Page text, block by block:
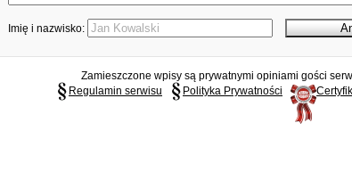
Imię i nazwisko:
Zamieszczone wpisy są prywatnymi opiniami gości
Regulamin serwisu
Polityka Prywatności